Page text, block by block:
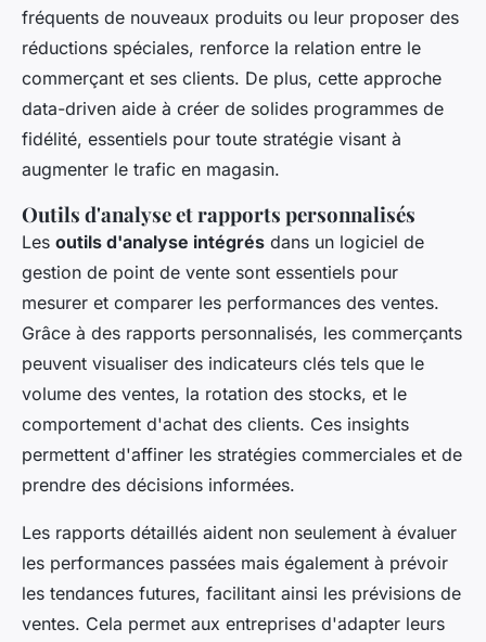
fréquents de nouveaux produits ou leur proposer des
réductions spéciales, renforce la relation entre le
commerçant et ses clients. De plus, cette approche
data-driven aide à créer de solides programmes de
fidélité, essentiels pour toute stratégie visant à
augmenter le trafic en magasin.
Outils d'analyse et rapports personnalisés
Les outils d'analyse intégrés dans un logiciel de
gestion de point de vente sont essentiels pour
mesurer et comparer les performances des ventes.
Grâce à des rapports personnalisés, les commerçants
peuvent visualiser des indicateurs clés tels que le
volume des ventes, la rotation des stocks, et le
comportement d'achat des clients. Ces insights
permettent d'affiner les stratégies commerciales et de
prendre des décisions informées.
Les rapports détaillés aident non seulement à évaluer
les performances passées mais également à prévoir
les tendances futures, facilitant ainsi les prévisions de
ventes. Cela permet aux entreprises d'adapter leurs